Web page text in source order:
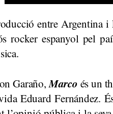
entre Argentina i
rocker espanyol pel
Garaño,Marco és un
Eduard Fernández.